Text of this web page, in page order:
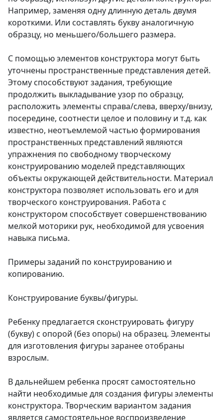
Например, заменяя одну длинную деталь двумя
короткими. Или составлять букву аналогичную
образцу, но меньшего/большего размера.
С помощью элементов конструктора могут быть
уточнены пространственные представления детей.
Этому способствуют задания, требующие
продолжить выкладывание узор по образцу,
расположить элементы справа/слева, вверху/внизу,
посередине, соотнести целое и половину и т.д. как
известно, неотъемлемой частью формирования
пространственных представлений являются
упражнения по свободному творческому
конструированию моделей представляющих
объекты окружающей действительности. Материал
конструктора позволяет использовать его и для
творческого конструирования. Работа с
конструктором способствует совершенствованию
мелкой моторики рук, необходимой для усвоения
навыка письма.
Примеры заданий по конструированию и
копированию.
Конструирование буквы/фигуры.
Ребенку предлагается сконструировать фигуру
(букву) с опорой (без опоры) на образец. Элементы
для изготовления фигуры заранее отобраны
взрослым.
В дальнейшем ребенка просят самостоятельно
найти необходимые для создания фигуры элементы
конструктора. Творческим вариантом задания
является самостоятельное воспроизведение